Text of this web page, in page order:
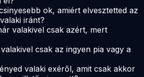
ok, amiért elvesztetted az
iránt?
valakivel csak azért, mert
csak az ingyen pia vagy a
valaki exéről, amit csak akkor